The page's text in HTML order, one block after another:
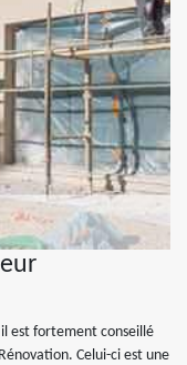
est fortement conseillé
Celui-ci est une